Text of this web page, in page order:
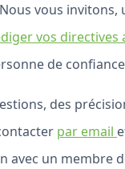
vous invitons,
vos directives
de
des
par email
avec un membre